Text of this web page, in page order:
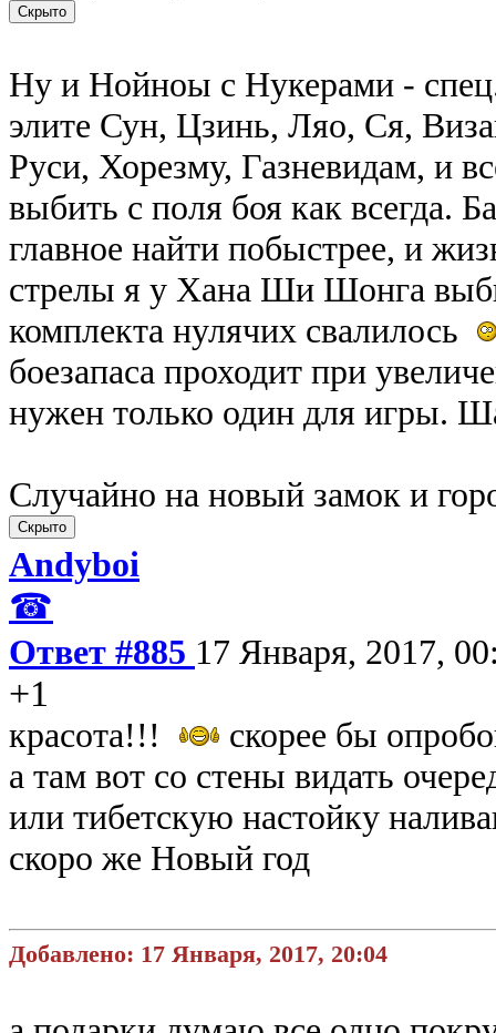
Ну и Нойноы с Нукерами -
элите Сун, Цзинь, Ляо, Ся,
Руси, Хорезму, Газневидам, и
выбить с поля боя как всегда.
главное найти побыстрее, и
стрелы я у Хана Ши Шонга
комплекта нулячих свалилось
боезапаса проходит при
нужен только один для игры.
Случайно на новый замок и
Andyboi
☎
Ответ #885 17 Января, 2017,
+1
красота!!!
скорее бы
а там вот со стены видать
или тибетскую настойку
скоро же Новый год
Добавлено: 17 Января, 2017, 20:04